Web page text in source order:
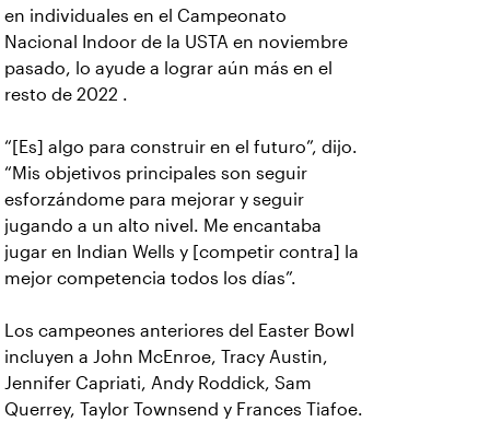
en individuales en el Campeonato
Nacional Indoor de la USTA en noviembre
pasado, lo ayude a lograr aún más en el
resto de 2022 .
“[Es] algo para construir en el futuro”, dijo.
“Mis objetivos principales son seguir
esforzándome para mejorar y seguir
jugando a un alto nivel. Me encantaba
jugar en Indian Wells y [competir contra] la
mejor competencia todos los días”.
Los campeones anteriores del Easter Bowl
incluyen a John McEnroe, Tracy Austin,
Jennifer Capriati, Andy Roddick, Sam
Querrey, Taylor Townsend y Frances Tiafoe.